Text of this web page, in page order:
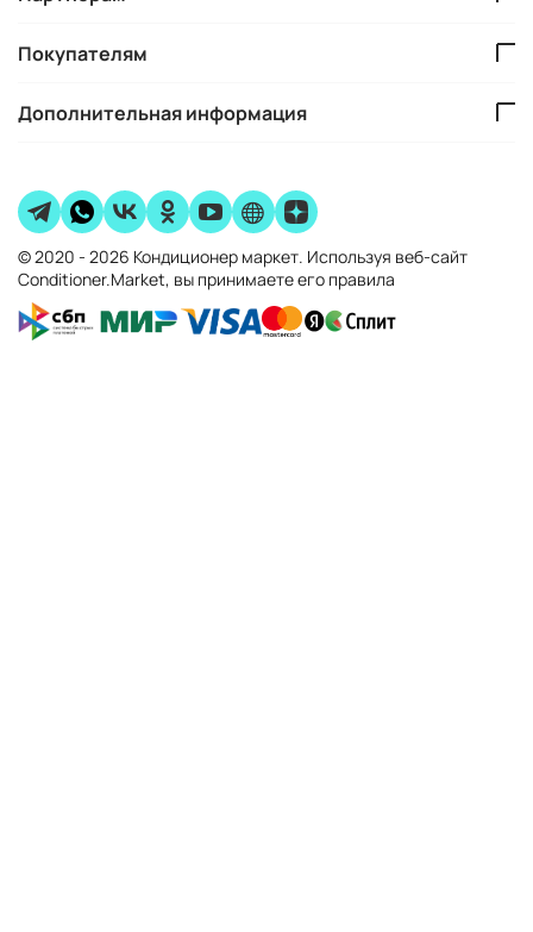
Покупателям
Дополнительная информация
© 2020 - 2026 Кондиционер маркет. Используя веб-сайт
Conditioner.Market, вы принимаете его правила